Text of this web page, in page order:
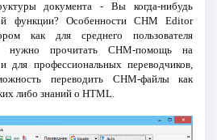
документа - Вы когда-нибудь
функции? Особенности CHM Editor
как для среднего пользователя
нужно прочитать CHM-помощь на
для профессиональных переводчиков,
переводить CHM-файлы как
либо знаний о HTML.